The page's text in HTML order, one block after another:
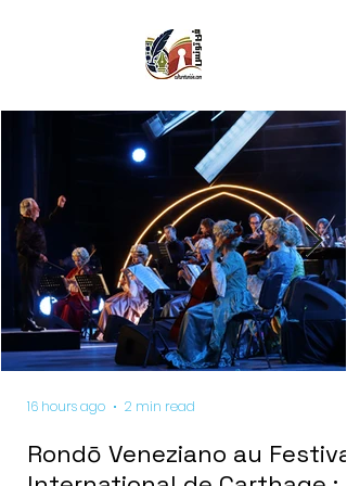
Rondō Veneziano au Festival
16 hours ago 2 min read